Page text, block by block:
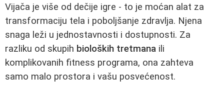
Vijača je više od dečije igre - to je moćan alat za
transformaciju tela i poboljšanje zdravlja. Njena
snaga leži u jednostavnosti i dostupnosti. Za
razliku od skupih bioloških tretmana ili
komplikovanih fitness programa, ona zahteva
samo malo prostora i vašu posvećenost.